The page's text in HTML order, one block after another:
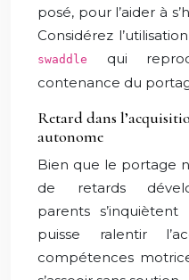
posé, pour l’aider à
Considérez
swaddle
qui
contenance du
Retard dans
autonome
Bien que le portage
de retards
parents
puisse ralentir
compétences